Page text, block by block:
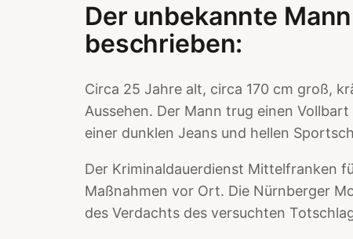
Der unbekannte
beschrieben:
Circa 25 Jahre alt, circa 170 cm groß,
Aussehen. Der Mann trug einen
einer dunklen Jeans und hellen
Der Kriminaldauerdienst Mittelfranken
Maßnahmen vor Ort. Die Nürnberger
des Verdachts des versuchten